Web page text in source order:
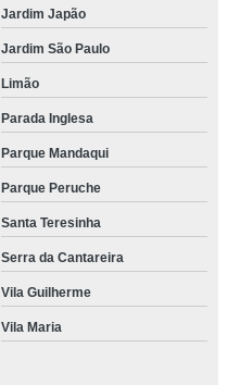
Jardim Japão
Jardim São Paulo
Limão
Parada Inglesa
Parque Mandaqui
Parque Peruche
Santa Teresinha
Serra da Cantareira
Vila Guilherme
Vila Maria